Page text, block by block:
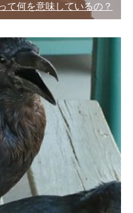
何を意味しているの？